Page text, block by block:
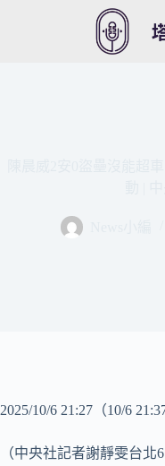
2025/10/6 21:27 （10/6
（中央社記者謝靜雯台